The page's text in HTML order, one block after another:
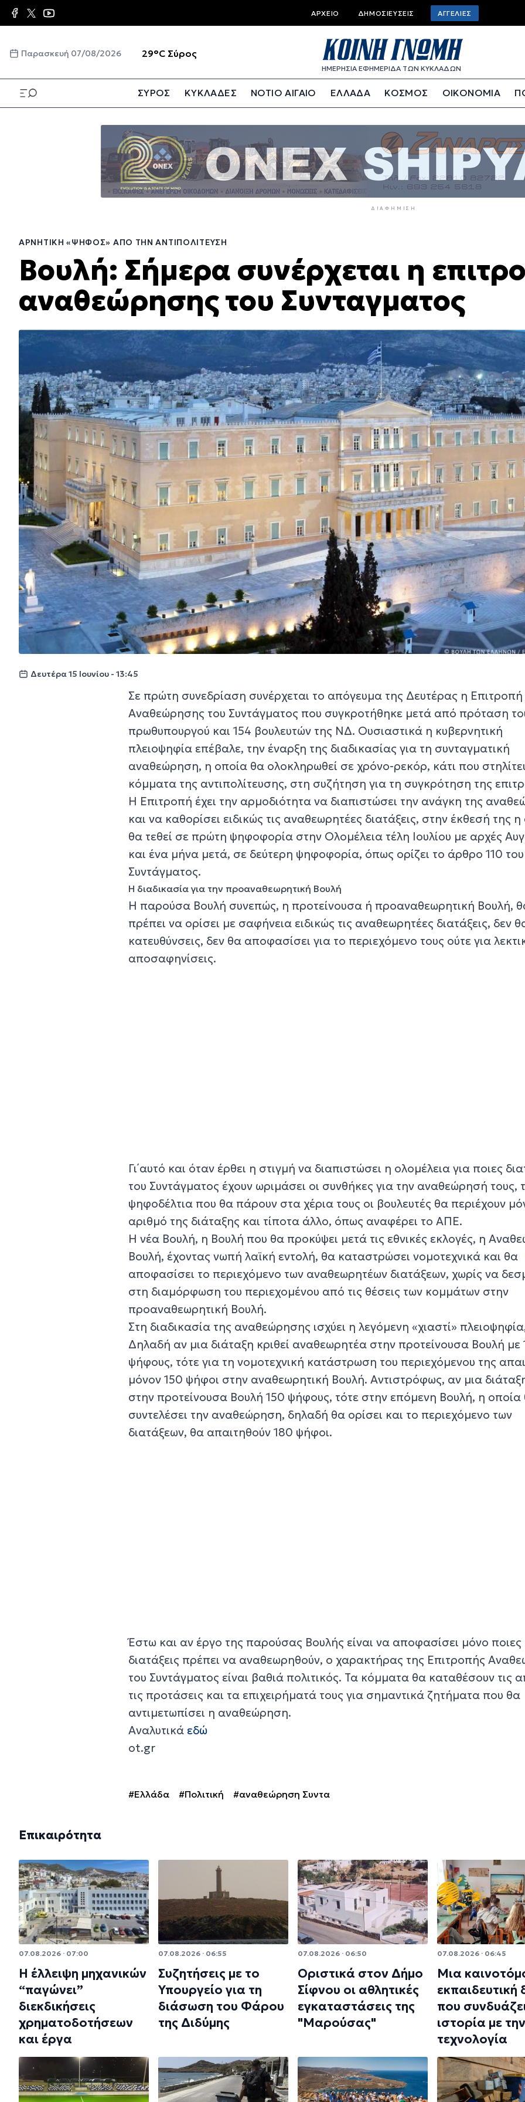
Παράκαμψη
προς
κυρίως
Top
bar
menu
ΑΡΧΕΊΟ ΔΗΜΟΣΙΕΎΣΕΙΣ ΑΓΓΕΛΊΕΣ
Παρασκευή 07/08/2026 29°C Σύρος
ΗΜΕΡΗΣΙΑ ΕΦΗΜΕΡΙΔΑ ΤΩΝ ΚΥΚΛΑΔΩΝ
ΣΥΡΟΣ ΚΥΚΛΑΔΕΣ ΝΟΤΙΟ ΑΙΓΑΙΟ ΕΛΛΑΔΑ ΚΟΣΜΟΣ ΟΙΚΟΝΟΜΙΑ
ΔΙΑΦΉΜΙΣΗ
ΑΡΝΗΤΙΚΉ «ΨΉΦΟΣ» ΑΠΌ ΤΗΝ ΑΝΤΙΠΟΛΊΤΕΥΣΗ
Βουλή: Σήμερα συνέρχεται η
αναθεώρησης του Συνταγματος
Δευτέρα 15 Ιουνίου - 13:45
Σε πρώτη συνεδρίαση συνέρχεται το απόγευμα της Δευτέρας η Επιτροπή
Αναθεώρησης του Συντάγματος που συγκροτήθηκε μετά από πρόταση
πρωθυπουργού και 154 βουλευτών της ΝΔ. Ουσιαστικά η κυβερνητική
πλειοψηφία επέβαλε, την έναρξη της διαδικασίας για τη συνταγματική
αναθεώρηση, η οποία θα ολοκληρωθεί σε χρόνο-ρεκόρ, κάτι που
κόμματα της αντιπολίτευσης, στη συζήτηση για τη συγκρότηση της
Η Επιτροπή έχει την αρμοδιότητα να διαπιστώσει την ανάγκη της
και να καθορίσει ειδικώς τις αναθεωρητέες διατάξεις, στην έκθεσή της
θα τεθεί σε πρώτη ψηφοφορία στην Ολομέλεια τέλη Ιουλίου με αρχές
και ένα μήνα μετά, σε δεύτερη ψηφοφορία, όπως ορίζει το άρθρο 110 του
Συντάγματος.
Η διαδικασία για την προαναθεωρητική Βουλή
Η παρούσα Βουλή συνεπώς, η προτείνουσα ή προαναθεωρητική Βουλή,
πρέπει να ορίσει με σαφήνεια ειδικώς τις αναθεωρητέες διατάξεις, δεν
κατευθύνσεις, δεν θα αποφασίσει για το περιεχόμενο τους ούτε για
αποσαφηνίσεις.
Γι΄αυτό και όταν έρθει η στιγμή να διαπιστώσει η ολομέλεια για ποιες
του Συντάγματος έχουν ωριμάσει οι συνθήκες για την αναθεώρησή τους,
ψηφοδέλτια που θα πάρουν στα χέρια τους οι βουλευτές θα περιέχουν
αριθμό της διάταξης και τίποτα άλλο, όπως αναφέρει το ΑΠΕ.
Η νέα Βουλή, η Βουλή που θα προκύψει μετά τις εθνικές εκλογές, η
Βουλή, έχοντας νωπή λαϊκή εντολή, θα καταστρώσει νομοτεχνικά και θα
αποφασίσει το περιεχόμενο των αναθεωρητέων διατάξεων, χωρίς να
στη διαμόρφωση του περιεχομένου από τις θέσεις των κομμάτων στην
προαναθεωρητική Βουλή.
Στη διαδικασία της αναθεώρησης ισχύει η λεγόμενη «χιαστί»
Δηλαδή αν μια διάταξη κριθεί αναθεωρητέα στην προτείνουσα Βουλή με
ψήφους, τότε για τη νομοτεχνική κατάστρωση του περιεχόμενου της
μόνον 150 ψήφοι στην αναθεωρητική Βουλή. Αντιστρόφως, αν μια
στην προτείνουσα Βουλή 150 ψήφους, τότε στην επόμενη Βουλή, η οποία
συντελέσει την αναθεώρηση, δηλαδή θα ορίσει και το περιεχόμενο των
διατάξεων, θα απαιτηθούν 180 ψήφοι.
Έστω και αν έργο της παρούσας Βουλής είναι να αποφασίσει μόνο ποιες
διατάξεις πρέπει να αναθεωρηθούν, ο χαρακτήρας της Επιτροπής
του Συντάγματος είναι βαθιά πολιτικός. Τα κόμματα θα καταθέσουν τις
τις προτάσεις και τα επιχειρήματά τους για σημαντικά ζητήματα που θα
αντιμετωπίσει η αναθεώρηση.
Αναλυτικά εδώ
ot.gr
#Ελλάδα #Πολιτική #αναθεώρηση Συντα
Επικαιρότητα
07.08.2026 · 07:00
Η έλλειψη μηχανικών
“παγώνει”
διεκδικήσεις
χρηματοδοτήσεων
και έργα
07.08.2026 · 06:55
Συζητήσεις με το
Υπουργείο για τη
διάσωση του Φάρου
της Διδύμης
07.08.2026 · 06:50
Οριστικά στον Δήμο
Σίφνου οι αθλητικές
εγκαταστάσεις της
"Μαρούσας"
07.08.2026 · 06:45
Μια
που
ιστορία με την
τεχνολογία